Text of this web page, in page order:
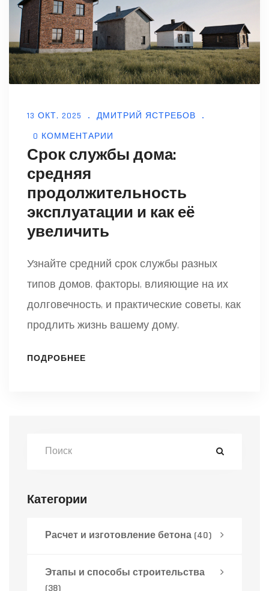
13 ОКТ, 2025
ДМИТРИЙ ЯСТРЕБОВ
0 КОММЕНТАРИИ
Срок службы дома:
средняя
продолжительность
эксплуатации и как её
увеличить
Узнайте средний срок службы разных
типов домов, факторы, влияющие на их
долговечность, и практические советы, как
продлить жизнь вашему дому.
ПОДРОБНЕЕ
Категории
Расчет и изготовление бетона (40)
Этапы и способы строительства
(38)